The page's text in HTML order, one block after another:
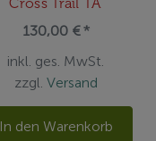
Cross Trail TA
130,00 € *
inkl. ges. MwSt.
zzgl. Versand
In den Warenkorb